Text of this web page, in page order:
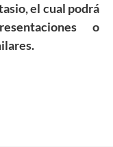
el cual podrá
o